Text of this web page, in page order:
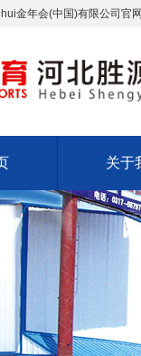
金年会(中国)有限公司官网
关于